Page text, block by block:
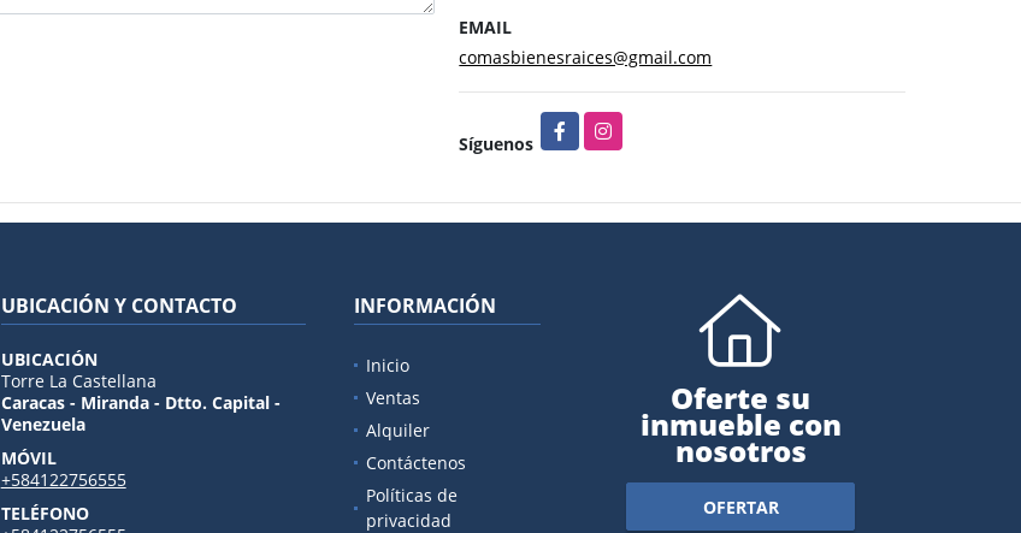
EMAIL
comasbienesraices@gmail.com
Síguenos
FacebookInstagram
UBICACIÓN Y CONTACTO
UBICACIÓN
Torre La Castellana
Caracas - Miranda - Dtto. Capital -
Venezuela
MÓVIL
+584122756555
TELÉFONO
INFORMACIÓN
Inicio
Ventas
Alquiler
Contáctenos
Políticas de
privacidad
Oferte su
inmueble con
nosotros
OFERTAR